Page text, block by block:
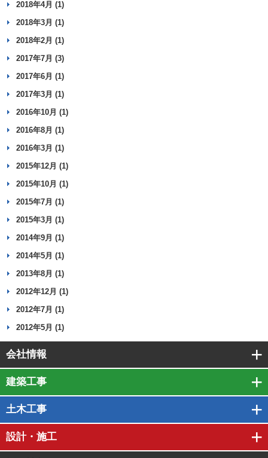
2018年4月 (1)
2018年3月 (1)
2018年2月 (1)
2017年7月 (3)
2017年6月 (1)
2017年3月 (1)
2016年10月 (1)
2016年8月 (1)
2016年3月 (1)
2015年12月 (1)
2015年10月 (1)
2015年7月 (1)
2015年3月 (1)
2014年9月 (1)
2014年5月 (1)
2013年8月 (1)
2012年12月 (1)
2012年7月 (1)
2012年5月 (1)
会社情報
建築工事
土木工事
設計・施工